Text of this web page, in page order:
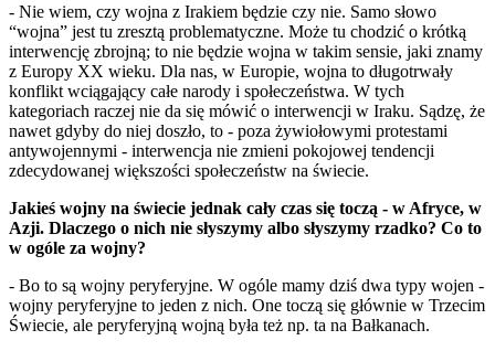
- Nie wiem, czy wojna z Irakiem będzie czy nie. Samo słowo
“wojna” jest tu zresztą problematyczne. Może tu chodzić o krótką
interwencję zbrojną; to nie będzie wojna w takim sensie, jaki znamy
z Europy XX wieku. Dla nas, w Europie, wojna to długotrwały
konflikt wciągający całe narody i społeczeństwa. W tych
kategoriach raczej nie da się mówić o interwencji w Iraku. Sądzę, że
nawet gdyby do niej doszło, to - poza żywiołowymi protestami
antywojennymi - interwencja nie zmieni pokojowej tendencji
zdecydowanej większości społeczeństw na świecie.
Jakieś wojny na świecie jednak cały czas się toczą - w Afryce, w
Azji. Dlaczego o nich nie słyszymy albo słyszymy rzadko? Co to
w ogóle za wojny?
- Bo to są wojny peryferyjne. W ogóle mamy dziś dwa typy wojen -
wojny peryferyjne to jeden z nich. One toczą się głównie w Trzecim
Świecie, ale peryferyjną wojną była też np. ta na Bałkanach.